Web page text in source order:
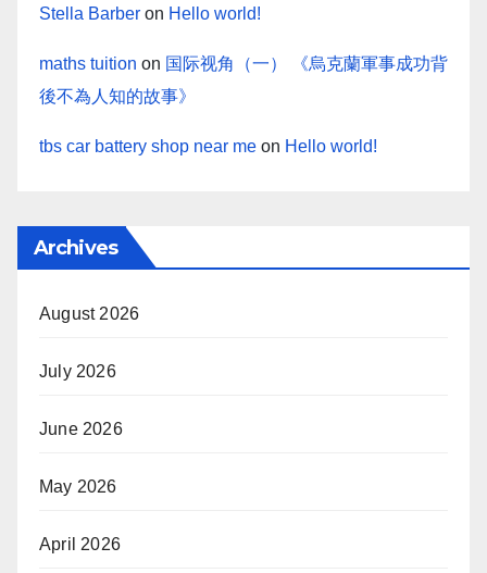
Stella Barber on Hello world!
maths tuition on 国际视角（一） 《烏克蘭軍事成功背
後不為人知的故事》
tbs car battery shop near me on Hello world!
Archives
August 2026
July 2026
June 2026
May 2026
April 2026